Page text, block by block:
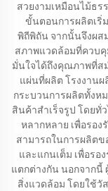
สวยงามเหมือนไม้ธ
ขั้นตอนการผลิตเริ่
พิถีพิถัน จากนั้นจึงผส
สภาพแวดล้อมที่ควบ
มั่นใจได้ถึงคุณภาพที่ส
แผ่นที่ผลิต โรงงาน
กระบวนการผลิตทั้งห
สินค้าสำเร็จรูป โดยทั่
หลากหลาย เพื่อรอ
สามารถในการผลิต
และแกนเต็ม เพื่อรอ
แตกต่างกัน นอกจากนี้
สิ่งแวดล้อม โดยใช้วั